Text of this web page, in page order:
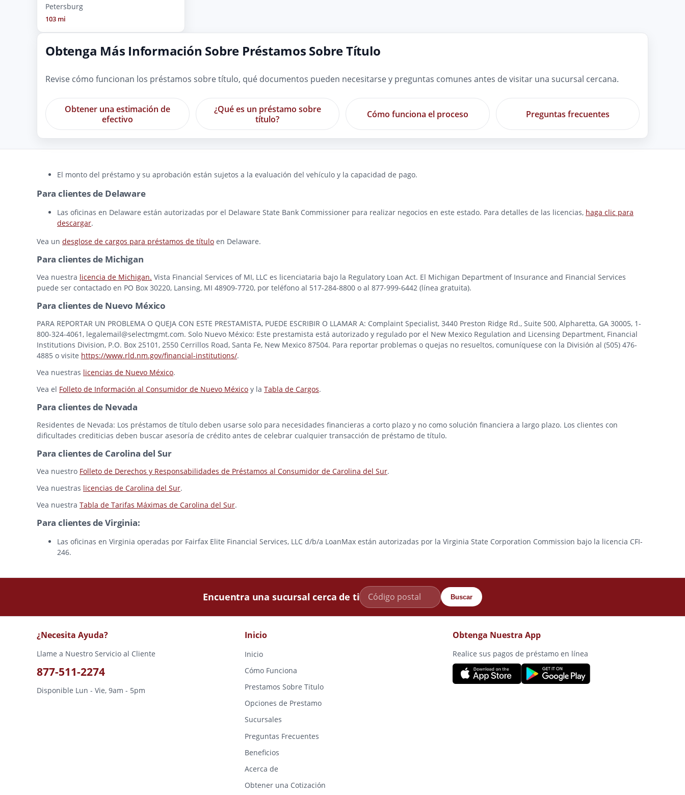
Petersburg
103 mi
Obtenga Más Información Sobre Préstamos Sobre Título
Revise cómo funcionan los préstamos sobre título, qué documentos pueden necesitarse y preguntas comunes antes de visitar una sucursal cercana.
Obtener una estimación de
efectivo
¿Qué es un préstamo sobre
título?
Cómo funciona el proceso Preguntas frecuentes
El monto del préstamo y su aprobación están sujetos a la evaluación del vehículo y la capacidad de pago.
Para clientes de Delaware
Las oficinas en Delaware están autorizadas por el Delaware State Bank Commissioner para realizar negocios en este estado. Para detalles de las licencias, haga clic para
descargar.
Vea un desglose de cargos para préstamos de título en Delaware.
Para clientes de Michigan
Vea nuestra licencia de Michigan. Vista Financial Services of MI, LLC es licenciataria bajo la Regulatory Loan Act. El Michigan Department of Insurance and Financial Services
puede ser contactado en PO Box 30220, Lansing, MI 48909-7720, por teléfono al 517-284-8800 o al 877-999-6442 (línea gratuita).
Para clientes de Nuevo México
PARA REPORTAR UN PROBLEMA O QUEJA CON ESTE PRESTAMISTA, PUEDE ESCRIBIR O LLAMAR A: Complaint Specialist, 3440 Preston Ridge Rd., Suite 500, Alpharetta, GA 30005, 1-
800-324-4061, legalemail@selectmgmt.com. Solo Nuevo México: Este prestamista está autorizado y regulado por el New Mexico Regulation and Licensing Department, Financial
Institutions Division, P.O. Box 25101, 2550 Cerrillos Road, Santa Fe, New Mexico 87504. Para reportar problemas o quejas no resueltos, comuníquese con la División al (505) 476-
4885 o visite https://www.rld.nm.gov/financial-institutions/.
Vea nuestras licencias de Nuevo México.
Vea el Folleto de Información al Consumidor de Nuevo México y la Tabla de Cargos.
Para clientes de Nevada
Residentes de Nevada: Los préstamos de título deben usarse solo para necesidades financieras a corto plazo y no como solución financiera a largo plazo. Los clientes con
dificultades crediticias deben buscar asesoría de crédito antes de celebrar cualquier transacción de préstamo de título.
Para clientes de Carolina del Sur
Vea nuestro Folleto de Derechos y Responsabilidades de Préstamos al Consumidor de Carolina del Sur.
Vea nuestras licencias de Carolina del Sur.
Vea nuestra Tabla de Tarifas Máximas de Carolina del Sur.
Para clientes de Virginia:
Las oficinas en Virginia operadas por Fairfax Elite Financial Services, LLC d/b/a LoanMax están autorizadas por la Virginia State Corporation Commission bajo la licencia CFI-
246.
Encuentra una sucursal cerca de ti Buscar
¿Necesita Ayuda?
Llame a Nuestro Servicio al Cliente
877-511-2274
Disponible Lun - Vie, 9am - 5pm
Inicio
Inicio
Cómo Funciona
Prestamos Sobre Titulo
Opciones de Prestamo
Sucursales
Preguntas Frecuentes
Beneficios
Acerca de
Obtener una Cotización
Obtenga Nuestra App
Realice sus pagos de préstamo en línea